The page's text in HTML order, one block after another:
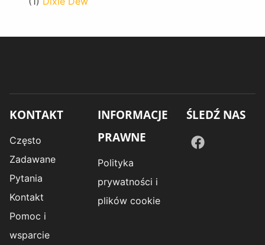
KONTAKT
Często
Zadawane
Pytania
Kontakt
Pomoc i
wsparcie
INFORMACJE
PRAWNE
Polityka
prywatności i
plików cookie
ŚLEDŹ NAS